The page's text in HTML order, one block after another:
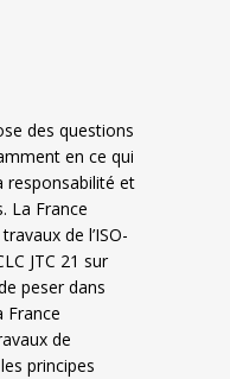
des questions
en ce qui
responsabilité et
La France
de l’ISO-
JTC 21 sur
peser dans
France
de
principes